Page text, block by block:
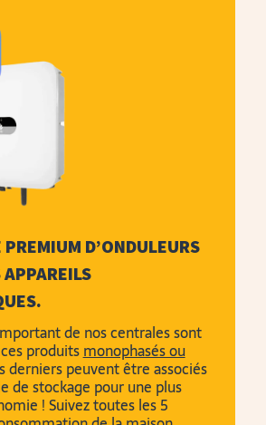
PREMIUM D’ONDULEURS
APPAREILS
.
de nos centrales sont
produitsmonophasés ou
dernierspeuvent être associés
de stockage pour une plus
! Suivez toutes les 5